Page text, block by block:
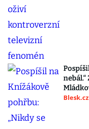
Blesk.cz